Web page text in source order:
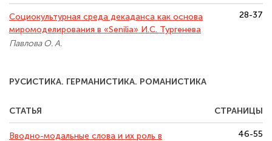
Социокультурная среда декаданса как основа
миромоделирования в «Senilia» И.С. Тургенева
Павлова О. А.
28-37
РУСИСТИКА. ГЕРМАНИСТИКА. РОМАНИСТИКА
СТАТЬЯ СТРАНИЦЫ
Вводно-модальные слова и их роль в
46-55